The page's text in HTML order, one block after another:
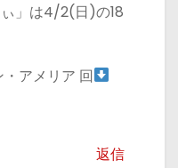
ぃ」は4/2(日)の18
アメリア 回
返信